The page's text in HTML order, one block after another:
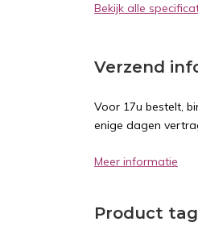
Bekijk alle
Verzend
Voor 17u bestelt,
enige dagen
Meer informatie
Product